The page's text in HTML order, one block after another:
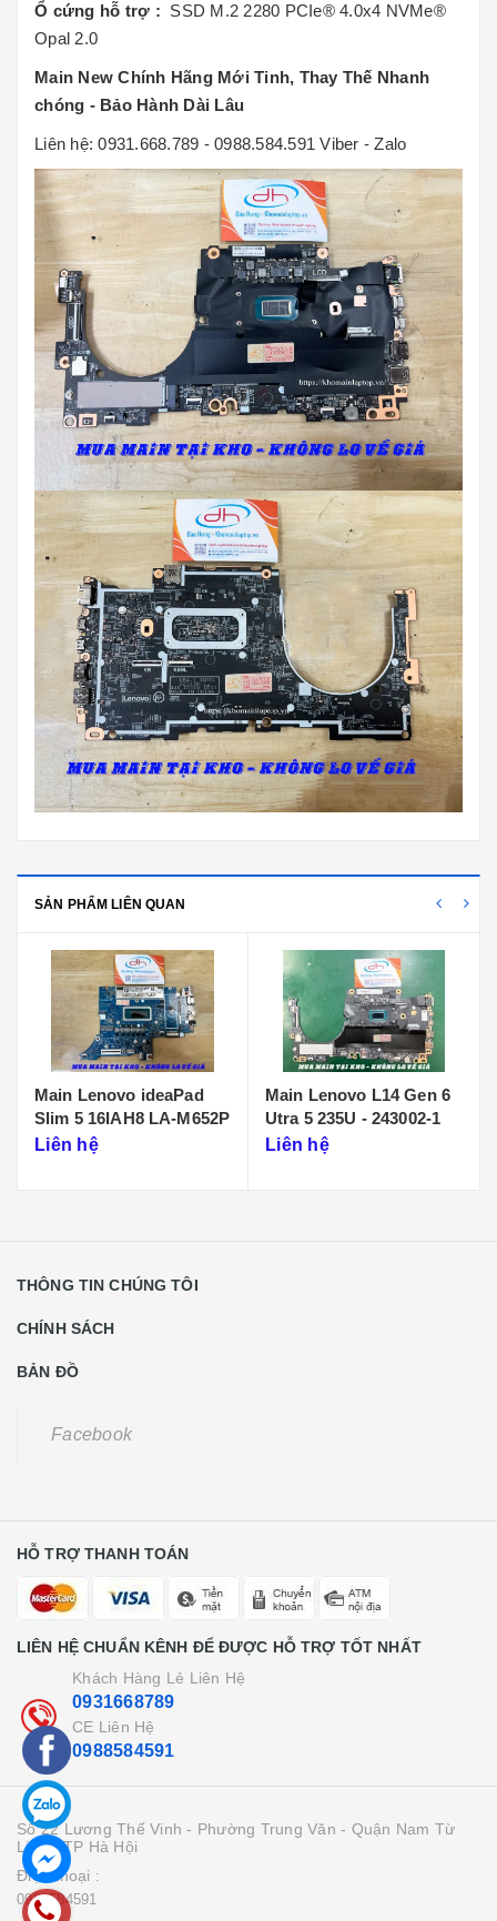
Ổ cứng hỗ trợ : SSD M.2 2280 PCIe® 4.0x4 NVMe®
Opal 2.0
Main New Chính Hãng Mới Tinh, Thay Thế Nhanh
chóng - Bảo Hành Dài Lâu
Liên hệ: 0931.668.789 - 0988.584.591 Viber - Zalo
SẢN PHẨM LIÊN QUAN
Main Lenovo L14 Gen 6
Utra 5 235U - 243002-1
Liên hệ
Main Lenovo Legion5
Pro 16AIH7H NM-E231
Liên hệ
THÔNG TIN CHÚNG TÔI
CHÍNH SÁCH
BẢN ĐỒ
Facebook
HỖ TRỢ THANH TOÁN
LIÊN HỆ CHUẨN KÊNH ĐỂ ĐƯỢC HỖ TRỢ TỐT NHẤT
Khách Hàng Lẻ Liên Hệ
0931668789
CE Liên Hệ
0988584591
Số 22 Lương Thế Vinh - Phường Trung Văn - Quận Nam Từ
Liên - TP Hà Hội
Điện thoại :
0988584591